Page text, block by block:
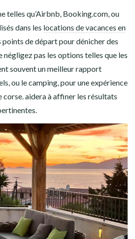
telles qu’Airbnb, Booking.com, ou
dans les locations de vacances en
points de départ pour dénicher des
pas les options telles que les
souvent un meilleur rapport
ou le camping, pour une expérience
corse. aidera à affiner les résultats